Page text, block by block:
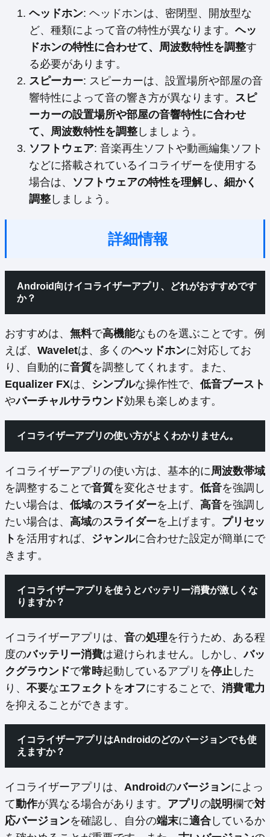
ヘッドホン: ヘッドホンは、密閉型、開放型な
ど、種類によって音の特性が異なります。 ヘッ
ドホンの特性に合わせて、周波数特性を調整す
る必要があります。
スピーカー: スピーカーは、設置場所や部屋の音
響特性によって音の響き方が異なります。 スピ
ーカーの設置場所や部屋の音響特性に合わせ
て、周波数特性を調整 しましょう。
ソフトウェア: 音楽再生ソフトや動画編集ソフト
などに搭載されているイコライザーを使用する
場合は、 ソフトウェアの特性を理解し、細かく
調整 しましょう。
詳細情報
Android向けイコライザーアプリ、どれがおすすめです
か？
おすすめは、 無料で高機能なものを選ぶことです。例
えば、 Waveletは、多くのヘッドホンに対応してお
り、自動的に音質を調整してくれます。また、
Equalizer FXは、 シンプルな操作性で、 低音ブースト
やバーチャルサラウンド効果も楽しめます。
イコライザーアプリの使い方がよくわかりません。
イコライザーアプリの使い方は、基本的に周波数帯域
を調整することで音質を変化させます。 低音を強調し
たい場合は、 低域のスライダーを上げ、 高音を強調し
たい場合は、 高域のスライダーを上げます。 プリセッ
ト を活用すれば、 ジャンルに合わせた設定が簡単にで
きます。
イコライザーアプリを使うとバッテリー消費が激しくな
りますか？
イコライザーアプリは、 音の処理を行うため、ある程
度のバッテリー消費は避けられません。しかし、バッ
クグラウンドで常時起動しているアプリを停止 した
り、 不要なエフェクト をオフにすることで、 消費電力
を抑えることができます。
イコライザーアプリはAndroidのどのバージョンでも使
えますか？
イコライザーアプリは、 Androidのバージョンによっ
て動作が異なる場合があります。 アプリ の説明欄で対
応バージョンを確認し、自分の端末に適合 しているか